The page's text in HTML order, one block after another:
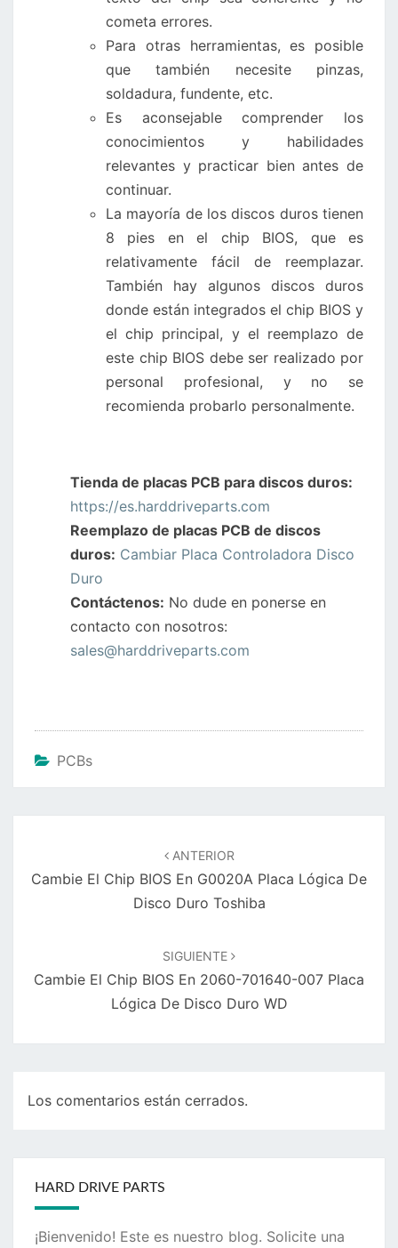
cometa errores.
Para otras herramientas, es posible
que también necesite pinzas,
soldadura, fundente, etc.
Es aconsejable comprender los
conocimientos y habilidades
relevantes y practicar bien antes de
continuar.
La mayoría de los discos duros tienen
8 pies en el chip BIOS, que es
relativamente fácil de reemplazar.
También hay algunos discos duros
donde están integrados el chip BIOS y
el chip principal, y el reemplazo de
este chip BIOS debe ser realizado por
personal profesional, y no se
recomienda probarlo personalmente.
Tienda de placas PCB para discos duros:
https://es.harddriveparts.com
Reemplazo de placas PCB de discos
duros: Cambiar Placa Controladora Disco
Duro
Contáctenos: No dude en ponerse en
contacto con nosotros:
sales@harddriveparts.com
PCBs
entradas
ANTERIOR
Cambie El Chip BIOS En G0020A Placa Lógica De
Disco Duro Toshiba
SIGUIENTE
Cambie El Chip BIOS En 2060-701640-007 Placa
Lógica De Disco Duro WD
Los comentarios están cerrados.
HARD DRIVE PARTS
¡Bienvenido! Este es nuestro blog. Solicite una